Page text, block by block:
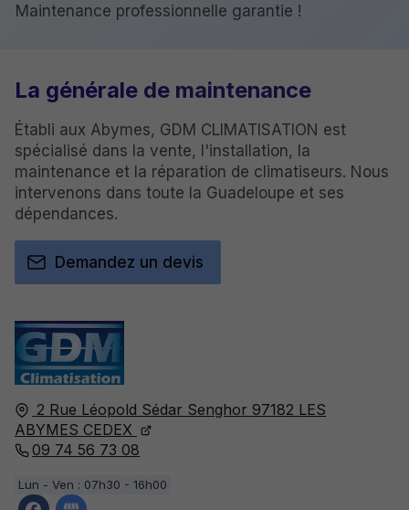
Maintenance professionnelle garantie !
2 Rue Léopold Sédar Senghor 97182 LES
ABYMES CEDEX
09 74 56 73 08
Lun - Ven : 07h30 - 16h00
La générale de maintenance
Établi aux Abymes, GDM CLIMATISATION est
spécialisé dans la vente, l'installation, la
maintenance et la réparation de climatiseurs. Nous
intervenons dans toute la Guadeloupe et ses
dépendances.
Demandez un devis